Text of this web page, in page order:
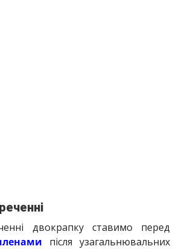
реченні
двокрапку ставимо перед
після узагальнювальних